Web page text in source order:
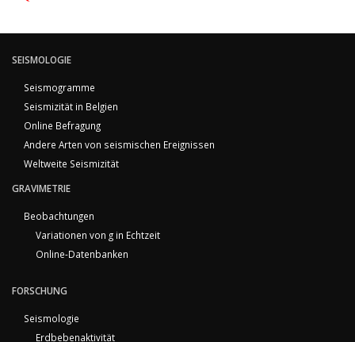
SEISMOLOGIE
Seismogramme
Seismizität in Belgien
Online Befragung
Andere Arten von seismischen Ereignissen
Weltweite Seismizität
GRAVIMETRIE
Beobachtungen
Variationen von g in Echtzeit
Online-Datenbanken
FORSCHUNG
Seismologie
Erdbebenaktivität